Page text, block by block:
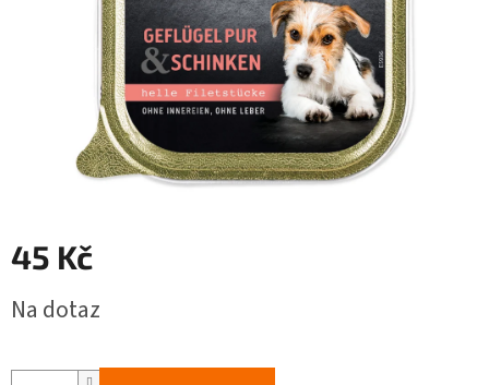
45 Kč
cena:
Na dotaz